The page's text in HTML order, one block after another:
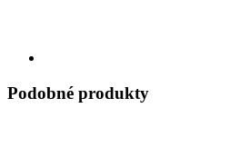
Podobné produkty